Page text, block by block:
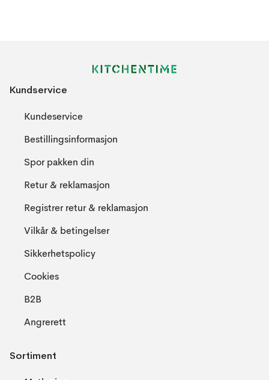
Kundservice
Kundeservice
Bestillingsinformasjon
Spor pakken din
Retur & reklamasjon
Registrer retur & reklamasjon
Vilkår & betingelser
Sikkerhetspolicy
Cookies
B2B
Angrerett
Sortiment